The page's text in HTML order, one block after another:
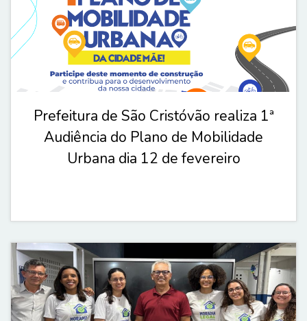
Prefeitura de São Cristóvão realiza 1ª
Audiência do Plano de Mobilidade
Urbana dia 12 de fevereiro